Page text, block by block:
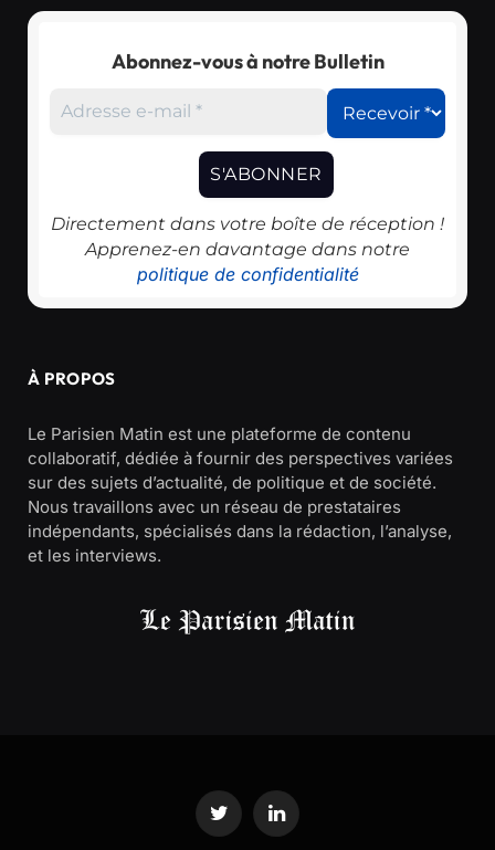
Abonnez-vous à notre Bulletin
Directement dans votre boîte de réception !
Apprenez-en davantage dans notre
politique de confidentialité
À PROPOS
Le Parisien Matin est une plateforme de contenu
collaboratif, dédiée à fournir des perspectives variées
sur des sujets d’actualité, de politique et de société.
Nous travaillons avec un réseau de prestataires
indépendants, spécialisés dans la rédaction, l’analyse,
et les interviews.
Twitter LinkedIn